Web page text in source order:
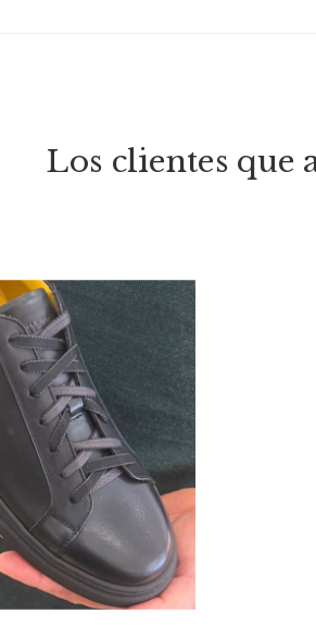
Los clientes